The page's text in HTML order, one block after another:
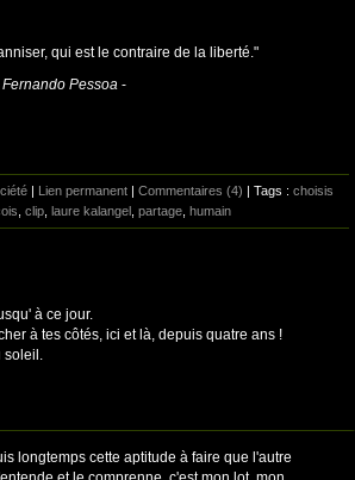
qui est le contraire de la liberté."
Pessoa -
| Lien permanent | Commentaires (4) | Tags : choisis
clip laure kalangel partage humain
à ce jour.
à tes côtés, ici et là, depuis quatre ans !
longtemps cette aptitude à faire que l'autre